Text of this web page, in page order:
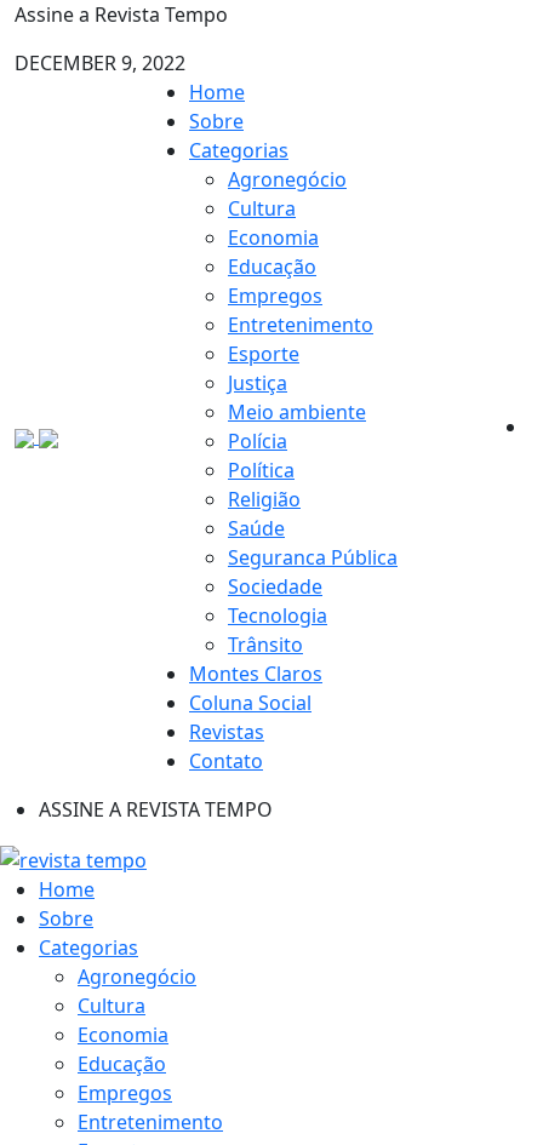
Assine a Revista Tempo
DECEMBER 9, 2022
Home
Sobre
Categorias
Agronegócio
Cultura
Economia
Educação
Empregos
Entretenimento
Esporte
Justiça
Meio ambiente
Polícia
Política
Religião
Saúde
Seguranca Pública
Sociedade
Tecnologia
Trânsito
Montes Claros
Coluna Social
Revistas
Contato
ASSINE A REVISTA TEMPO
Home
Sobre
Categorias
Agronegócio
Cultura
Economia
Educação
Empregos
Entretenimento